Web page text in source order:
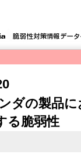
ダの製品
る脆弱性